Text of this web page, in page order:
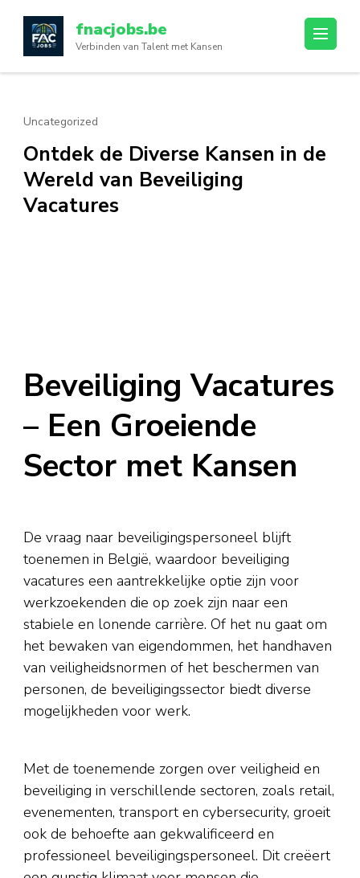
inhoud
(druk
enter)
fnacjobs.be
Verbinden van Talent met Kansen
Uncategorized
Ontdek de Diverse Kansen in de
Wereld van Beveiliging
Vacatures
Beveiliging Vacatures
– Een Groeiende
Sector met Kansen
De vraag naar beveiligingspersoneel blijft
toenemen in België, waardoor beveiliging
vacatures een aantrekkelijke optie zijn voor
werkzoekenden die op zoek zijn naar een
stabiele en lonende carrière. Of het nu gaat om
het bewaken van eigendommen, het handhaven
van veiligheidsnormen of het beschermen van
personen, de beveiligingssector biedt diverse
mogelijkheden voor werk.
Met de toenemende zorgen over veiligheid en
beveiliging in verschillende sectoren, zoals retail,
evenementen, transport en cybersecurity, groeit
ook de behoefte aan gekwalificeerd en
professioneel beveiligingspersoneel. Dit creëert